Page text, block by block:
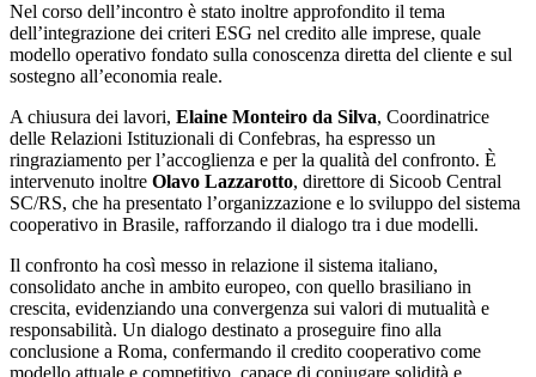
Nel corso dell’incontro è stato inoltre approfondito il tema
dell’integrazione dei criteri ESG nel credito alle imprese, quale
modello operativo fondato sulla conoscenza diretta del cliente e sul
sostegno all’economia reale.
A chiusura dei lavori, Elaine Monteiro da Silva, Coordinatrice
delle Relazioni Istituzionali di Confebras, ha espresso un
ringraziamento per l’accoglienza e per la qualità del confronto. È
intervenuto inoltre Olavo Lazzarotto, direttore di Sicoob Central
SC/RS, che ha presentato l’organizzazione e lo sviluppo del sistema
cooperativo in Brasile, rafforzando il dialogo tra i due modelli.
Il confronto ha così messo in relazione il sistema italiano,
consolidato anche in ambito europeo, con quello brasiliano in
crescita, evidenziando una convergenza sui valori di mutualità e
responsabilità. Un dialogo destinato a proseguire fino alla
conclusione a Roma, confermando il credito cooperativo come
modello attuale e competitivo, capace di coniugare solidità e